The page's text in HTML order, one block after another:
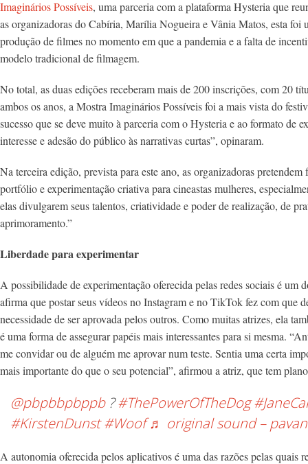
Imaginários Possíveis, uma parceria com a plataforma Hysteria que
as organizadoras do Cabíria, Marília Nogueira e Vânia Matos, esta foi
produção de filmes no momento em que a pandemia e a falta de
modelo tradicional de filmagem.
No total, as duas edições receberam mais de 200 inscrições, com 20
ambos os anos, a Mostra Imaginários Possíveis foi a mais vista do
sucesso que se deve muito à parceria com o Hysteria e ao formato de
interesse e adesão do público às narrativas curtas”, opinaram.
Na terceira edição, prevista para este ano, as organizadoras
portfólio e experimentação criativa para cineastas mulheres,
elas divulgarem seus talentos, criatividade e poder de realização, de
aprimoramento.”
Liberdade para experimentar
A possibilidade de experimentação oferecida pelas redes sociais é um
afirma que postar seus vídeos no Instagram e no TikTok fez com que
necessidade de ser aprovada pelos outros. Como muitas atrizes, ela
é uma forma de assegurar papéis mais interessantes para si mesma.
me convidar ou de alguém me aprovar num teste. Sentia uma certa
mais importante do que o seu potencial”, afirmou a atriz, que tem
@pbpbbpbppb?#ThePowerOfTheDog
#KirstenDunst #Woof ♬ original sound – pavan
A autonomia oferecida pelos aplicativos é uma das razões pelas quais